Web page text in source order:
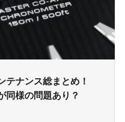
テナンス総まとめ！
同様の問題あり？